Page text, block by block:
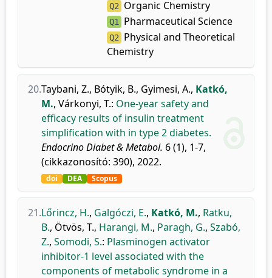
Q2 Organic Chemistry
Q1 Pharmaceutical Science
Q2
Physical and Theoretical
Chemistry
20.Taybani, Z., Bótyik, B., Gyimesi, A., Katkó,
M., Várkonyi, T.: One-year safety and
efficacy results of insulin treatment
simplification with in type 2 diabetes.
Endocrino Diabet & Metabol. 6 (1), 1-7,
(cikkazonosító: 390), 2022.
doi DEA Scopus
21.Lőrincz, H., Galgóczi, E., Katkó, M., Ratku,
B., Ötvös, T., Harangi, M., Paragh, G., Szabó,
Z., Somodi, S.: Plasminogen activator
inhibitor-1 level associated with the
components of metabolic syndrome in a